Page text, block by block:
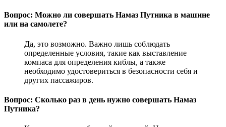
Вопрос: Можно ли совершать Намаз Путника в машине
или на самолете?
Да, это возможно. Важно лишь соблюдать
определенные условия, такие как выставление
компаса для определения киблы, а также
необходимо удостовериться в безопасности себя и
других пассажиров.
Вопрос: Сколько раз в день нужно совершать Намаз
Путника?